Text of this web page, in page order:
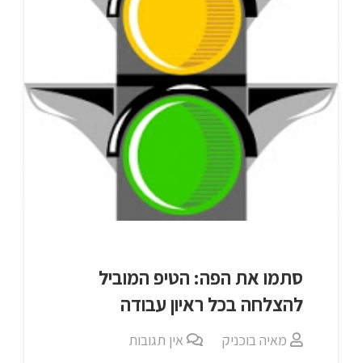
סתמו את הפה: הטיפ המוביל
להצלחה בכל ראיון עבודה
מאיה בוכניק אין תגובות